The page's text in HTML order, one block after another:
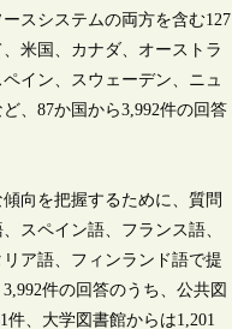
スシステムの両方を含む127
米国、カナダ、オーストラ
イン、スウェーデン、ニュ
、87か国から3,992件の回答
向を把握するために、質問
スペイン語、フランス語、
リア語、フィンランド語で提
件の回答のうち、公共図
件、大学図書館からは1,201